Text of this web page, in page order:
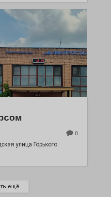
0
улица Горького
ещё...